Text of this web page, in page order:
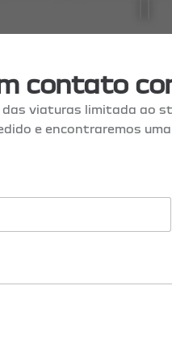
contato
das viaturas limitada ao
e encontraremos